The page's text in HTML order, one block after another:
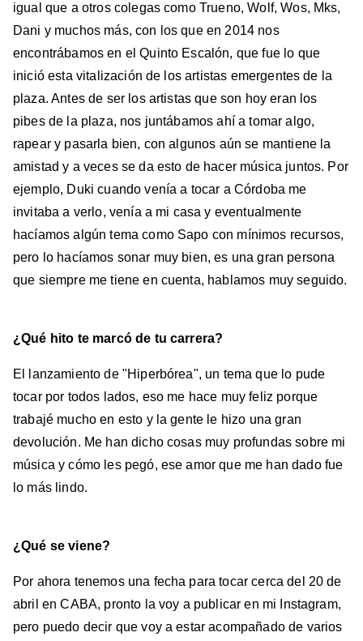
igual que a otros colegas como Trueno, Wolf, Wos, Mks,
Dani y muchos más, con los que en 2014 nos
encontrábamos en el Quinto Escalón, que fue lo que
inició esta vitalización de los artistas emergentes de la
plaza. Antes de ser los artistas que son hoy eran los
pibes de la plaza, nos juntábamos ahí a tomar algo,
rapear y pasarla bien, con algunos aún se mantiene la
amistad y a veces se da esto de hacer música juntos. Por
ejemplo, Duki cuando venía a tocar a Córdoba me
invitaba a verlo, venía a mi casa y eventualmente
hacíamos algún tema como Sapo con mínimos recursos,
pero lo hacíamos sonar muy bien, es una gran persona
que siempre me tiene en cuenta, hablamos muy seguido.
¿Qué hito te marcó de tu carrera?
El lanzamiento de "Hiperbórea", un tema que lo pude
tocar por todos lados, eso me hace muy feliz porque
trabajé mucho en esto y la gente le hizo una gran
devolución. Me han dicho cosas muy profundas sobre mi
música y cómo les pegó, ese amor que me han dado fue
lo más lindo.
¿Qué se viene?
Por ahora tenemos una fecha para tocar cerca del 20 de
abril en CABA, pronto la voy a publicar en mi Instagram,
pero puedo decir que voy a estar acompañado de varios